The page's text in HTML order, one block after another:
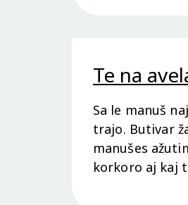
Te na
Sa le manuš
trajo. Butivar
manušes
korkoro aj kaj